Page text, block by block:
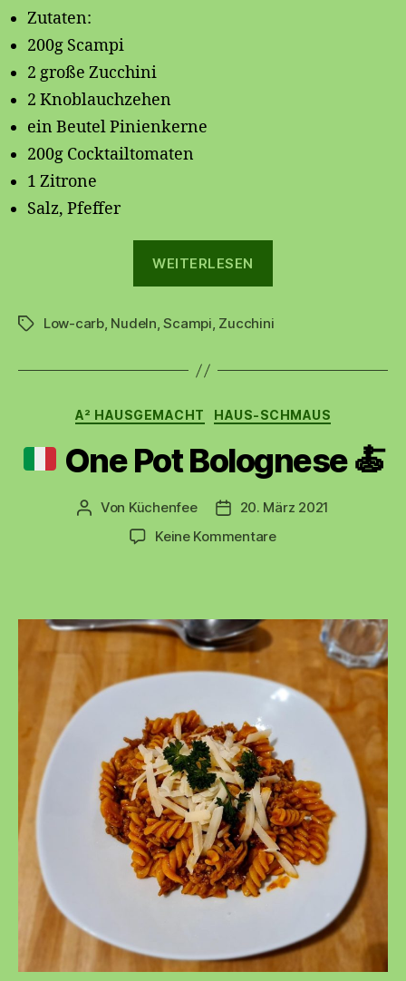
Zutaten:
200g Scampi
2 große Zucchini
2 Knoblauchzehen
ein Beutel Pinienkerne
200g Cocktailtomaten
1 Zitrone
Salz, Pfeffer
WEITERLESEN
Scampi
Schlagwörter
Low-carb, Nudeln,Scampi, Zucchini
Kategorien
A² HAUSGEMACHT HAUS-SCHMAUS
One Pot Bolognese🍝
Beitragsautor
Von Küchenfee Beitragsdatum
20. März 2021
Keine Kommentarezu
Bolognese